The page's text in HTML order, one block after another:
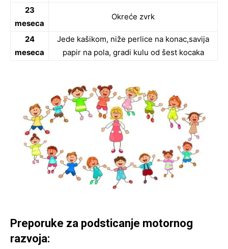
23
meseca
Okreće zvrk
24
meseca
Jede kašikom, niže perlice na konac,savija
papir na pola, gradi kulu od šest kocaka
Preporuke za podsticanje motornog
razvoja: